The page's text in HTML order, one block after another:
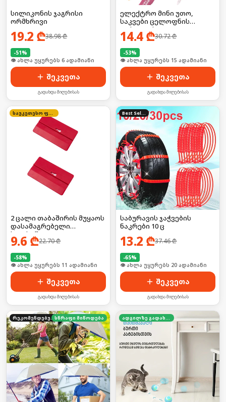
სილიკონის ჯაგრისი
ორმხრივი
19.2 ₾38.98₾
-51%
🛒 ბოლო 24სთ-ში იყიდა 6-მა
შეკვეთა
გადახდა მიღებისას
ელექტრო მინი უთო,
საკვები ცელოფნის
დასალუქი
14.4₾30.72₾
-53%
🛒 ბოლო 24სთ-ში იყიდა 26-მა
შეკვეთა
გადახდა მიღებისას
საუკეთესო ფასი
2 ცალი თაბაშირის მუყაოს
დასამაგრებელი
ხელსაწყო
9.6 ₾22.70₾
-58%
🛒 ბოლო 24სთ-ში იყიდა 19-მა
შეკვეთა
გადახდა მიღებისას
Best Seller
საბურავის ჯაჭვების
ნაკრები 10 ც
13.2 ₾37.46₾
-65%
🛒 ბოლო 24სთ-ში იყიდა 26-მა
შეკვეთა
გადახდა მიღებისას
რეკომენდებულისწრაფი მიწოდება ადგილზე გადახდა